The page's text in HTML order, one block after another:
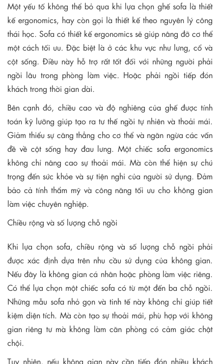
Một yếu tố không thể bỏ qua khi lựa chọn ghế sofa là thiết
kế ergonomics, hay còn gọi là thiết kế theo nguyên lý công
thái học. Sofa có thiết kế ergonomics sẽ giúp nâng đỡ cơ thể
một cách tối ưu. Đặc biệt là ở các khu vực như lưng, cổ và
cột sống. Điều này hỗ trợ rất tốt đối với những người phải
ngồi lâu trong phòng làm việc. Hoặc phải ngồi tiếp đón
khách trong thời gian dài.
Bên cạnh đó, chiều cao và độ nghiêng của ghế được tính
toán kỹ lưỡng giúp tạo ra tư thế ngồi tự nhiên và thoải mái.
Giảm thiểu sự căng thẳng cho cơ thể và ngăn ngừa các vấn
đề về cột sống hay đau lưng. Một chiếc sofa ergonomics
không chỉ nâng cao sự thoải mái. Mà còn thể hiện sự chú
trọng đến sức khỏe và sự tiện nghi của người sử dụng. Đảm
bảo cả tính thẩm mỹ và công năng tối ưu cho không gian
làm việc chuyên nghiệp.
Chiều rộng và số lượng chỗ ngồi
Khi lựa chọn sofa, chiều rộng và số lượng chỗ ngồi phải
được xác định dựa trên nhu cầu sử dụng của không gian.
Nếu đây là không gian cá nhân hoặc phòng làm việc riêng.
Có thể lựa chọn một chiếc sofa có từ một đến ba chỗ ngồi.
Những mẫu sofa nhỏ gọn và tinh tế này không chỉ giúp tiết
kiệm diện tích. Mà còn tạo sự thoải mái, phù hợp với không
gian riêng tư mà không làm căn phòng có cảm giác chật
chội.
Tuy nhiên, nếu không gian này cần tiếp đón nhiều khách